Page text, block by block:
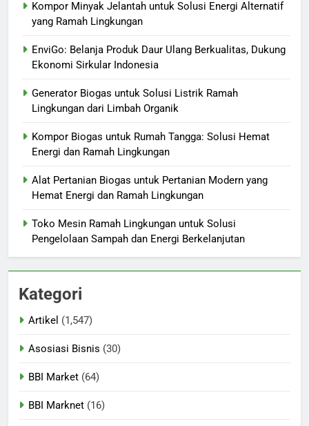
Kompor Minyak Jelantah untuk Solusi Energi Alternatif
yang Ramah Lingkungan
EnviGo: Belanja Produk Daur Ulang Berkualitas, Dukung
Ekonomi Sirkular Indonesia
Generator Biogas untuk Solusi Listrik Ramah
Lingkungan dari Limbah Organik
Kompor Biogas untuk Rumah Tangga: Solusi Hemat
Energi dan Ramah Lingkungan
Alat Pertanian Biogas untuk Pertanian Modern yang
Hemat Energi dan Ramah Lingkungan
Toko Mesin Ramah Lingkungan untuk Solusi
Pengelolaan Sampah dan Energi Berkelanjutan
Kategori
Artikel (1,547)
Asosiasi Bisnis (30)
BBI Market (64)
BBI Marknet (16)